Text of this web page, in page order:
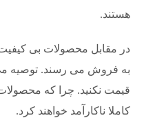
هستند.
در مقابل محصولات بی
به فروش می رسند. توصیه
قیمت نکنید. چرا که
کاملا ناکارآمد خواهند کرد.